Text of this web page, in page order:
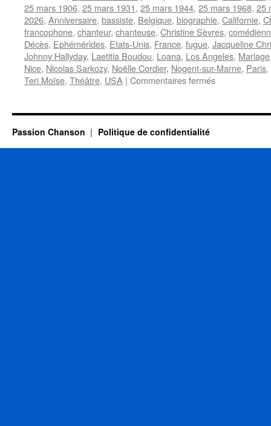
25 mars 1906, 25 mars 1931, 25 mars 1944, 25 mars 1968, 25
2026, Anniversaire, bassiste, Belgique, biographie, Californie,
francophone, chanteur, chanteuse, Christine Sèvres,
Décès, Ephémérides, Etats-Unis, France, fugue, Jacqueline
Johnny Hallyday, Laetitia Boudou, Loana, Los Angeles, Mariage
Nice, Nicolas Sarkozy, Noëlle Cordier, Nogent-sur-Marne, Paris,
Teri Moïse, Théâtre, USA | Commentaires ferméssur
Passion Chanson Politique de confidentialité